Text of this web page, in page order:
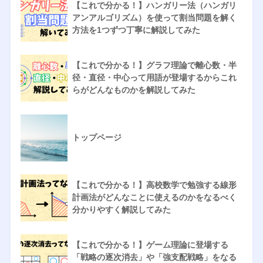
【これで分かる！】ハンガリー法（ハンガリ
アンアルゴリズム）を使って割当問題を解く
方法を1つずつ丁寧に解説してみた
【これで分かる！】グラフ理論で離心数・半
径・直径・中心って用語が登場するからこれ
らがどんなものかを解説してみた
トップページ
【これで分かる！】高校数学で勉強する線形
計画法がどんなことに使えるのかをなるべく
分かりやすく解説してみた
【これで分かる！】ゲーム理論に登場する
「戦略の逐次消去」や「強支配戦略」をなる